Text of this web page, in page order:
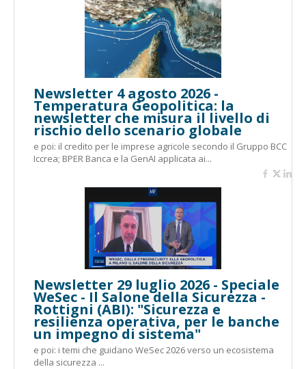
Newsletter 4 agosto 2026 -
Temperatura Geopolitica: la
newsletter che misura il livello di
rischio dello scenario globale
e poi: il credito per le imprese agricole secondo il Gruppo BCC
Iccrea; BPER Banca e la GenAI applicata ai...
Newsletter 29 luglio 2026 - Speciale
WeSec - Il Salone della Sicurezza -
Rottigni (ABI): "Sicurezza e
resilienza operativa, per le banche
un impegno di sistema"
e poi: i temi che guidano WeSec 2026 verso un ecosistema
della sicurezza ...